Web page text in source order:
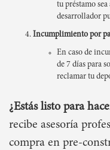
tu préstamo
desarrollador
Incumplimiento por
En caso de
de 7 días para
reclamar tu
¿Estás listo para
recibe asesoría
compra en pre-